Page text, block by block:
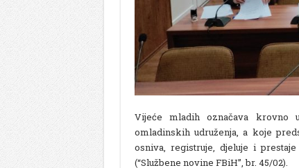
Vijeće mladih označava krovno
omladinskih udruženja, a koje
osniva, registruje, djeluje i
(“Službene novine FBiH”, br. 45/02).